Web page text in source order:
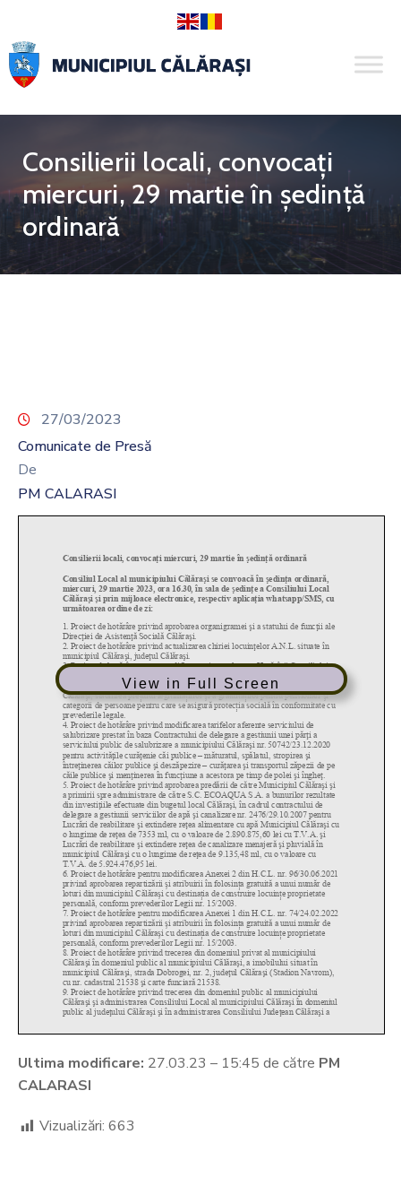
Consilierii locali, convocaţi
miercuri, 29 martie în şedinţă
ordinară
27/03/2023
Comunicate de Presă
De
PM CALARASI
View in Full Screen
Ultima modificare: 27.03.23 – 15:45 de către PM
CALARASI
Vizualizări: 663